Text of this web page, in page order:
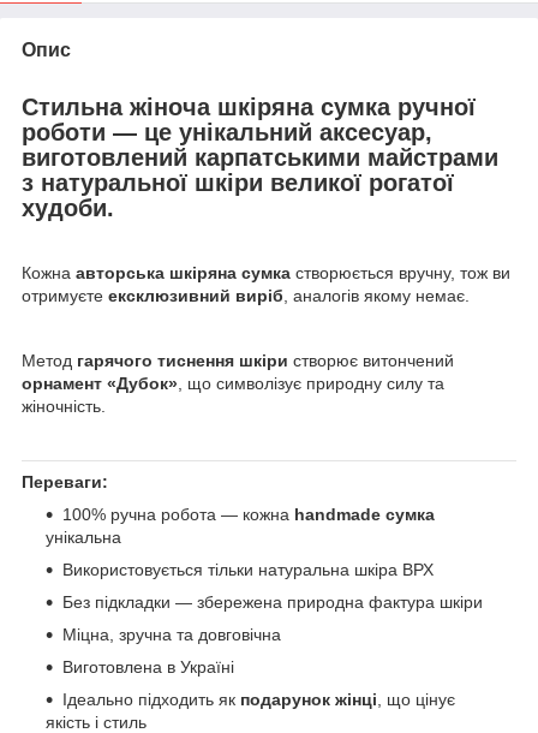
Опис
Стильна жіноча шкіряна сумка ручної
роботи — це унікальний аксесуар,
виготовлений карпатськими майстрами
з натуральної шкіри великої рогатої
худоби.
Кожна авторська шкіряна сумка створюється вручну, тож ви
отримуєте ексклюзивний виріб, аналогів якому немає.
Метод гарячого тиснення шкіри створює витончений
орнамент «Дубок», що символізує природну силу та
жіночність.
Переваги:
100% ручна робота — кожна handmade сумка
унікальна
Використовується тільки натуральна шкіра ВРХ
Без підкладки — збережена природна фактура шкіри
Міцна, зручна та довговічна
Виготовлена в Україні
Ідеально підходить як подарунок жінці, що цінує
якість і стиль